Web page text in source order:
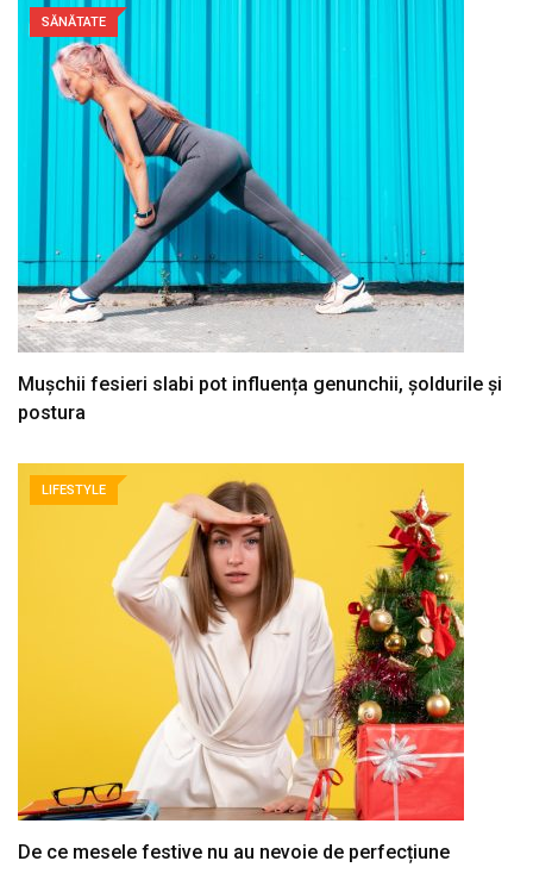
SĂNĂTATE
Mușchii fesieri slabi pot influența genunchii, șoldurile și
postura
LIFESTYLE
De ce mesele festive nu au nevoie de perfecțiune